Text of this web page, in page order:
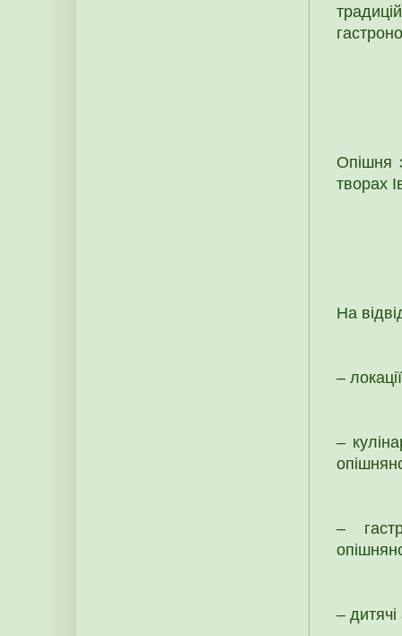
Опішня
творах
На
–
–
–
– дитячі